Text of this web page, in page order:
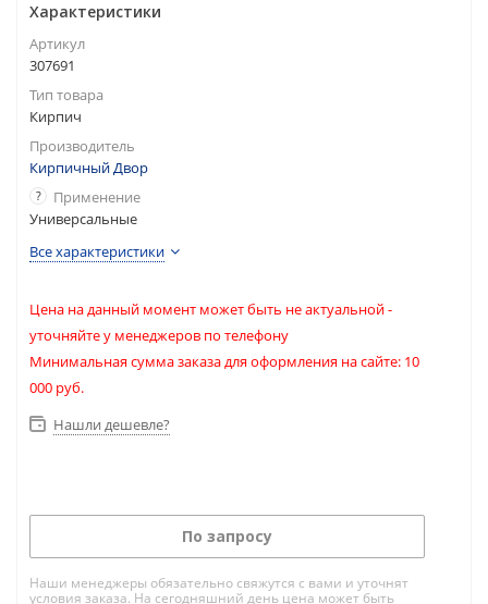
Характеристики
Артикул
307691
Тип товара
Кирпич
Производитель
Кирпичный Двор
?
Применение
Универсальные
Все характеристики
Цена на данный момент может быть не актуальной -
уточняйте у менеджеров по телефону
Минимальная сумма заказа для оформления на сайте: 10
000 руб.
Нашли дешевле?
По запросу
Наши менеджеры обязательно свяжутся с вами и уточнят
условия заказа. На сегодняшний день цена может быть